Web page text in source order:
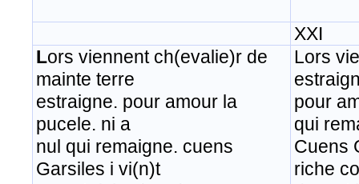
XXI
Lors viennent ch(evalie)r de
mainte terre
estraigne. pour amour la
pucele. ni a
nul qui remaigne. cuens
Garsiles i vi(n)t
Lors
pour
qui
Cuens
riche